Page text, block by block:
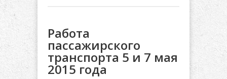
Работа
пассажирского
транспорта 5 и 7 мая
2015 года